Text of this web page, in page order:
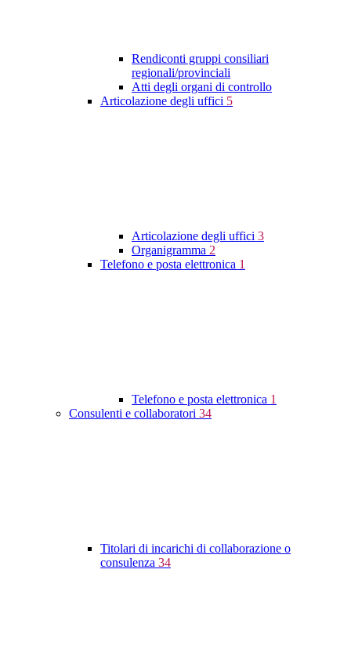
Rendiconti gruppi consiliari
regionali/provinciali
Atti degli organi di controllo
Articolazione degli uffici 5
Articolazione degli uffici 3
Organigramma 2
Telefono e posta elettronica 1
Telefono e posta elettronica 1
Consulenti e collaboratori 34
Titolari di incarichi di collaborazione o
consulenza 34